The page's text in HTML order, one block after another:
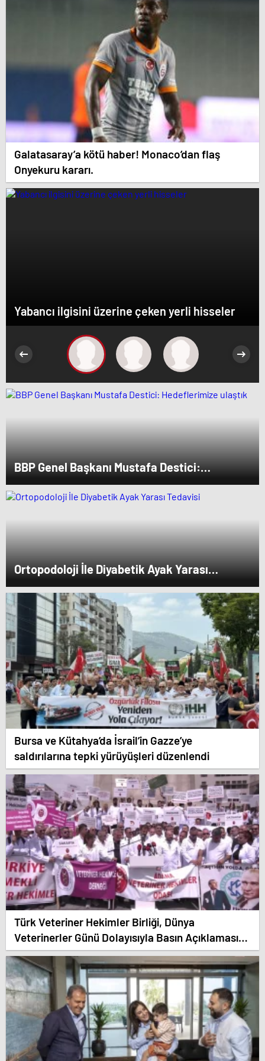
Galatasaray’a kötü haber! Monaco’dan flaş
Onyekuru kararı.
Yabancı ilgisini üzerine çeken yerli hisseler
BBP Genel Başkanı Mustafa Destici:
Hedeflerimize ulaştık
Ortopodoloji İle Diyabetik Ayak Yarası
Tedavisi
Bursa ve Kütahya’da İsrail’in Gazze’ye
saldırılarına tepki yürüyüşleri düzenlendi
Türk Veteriner Hekimler Birliği, Dünya
Veterinerler Günü Dolayısıyla Basın Açıklaması
Yaptı